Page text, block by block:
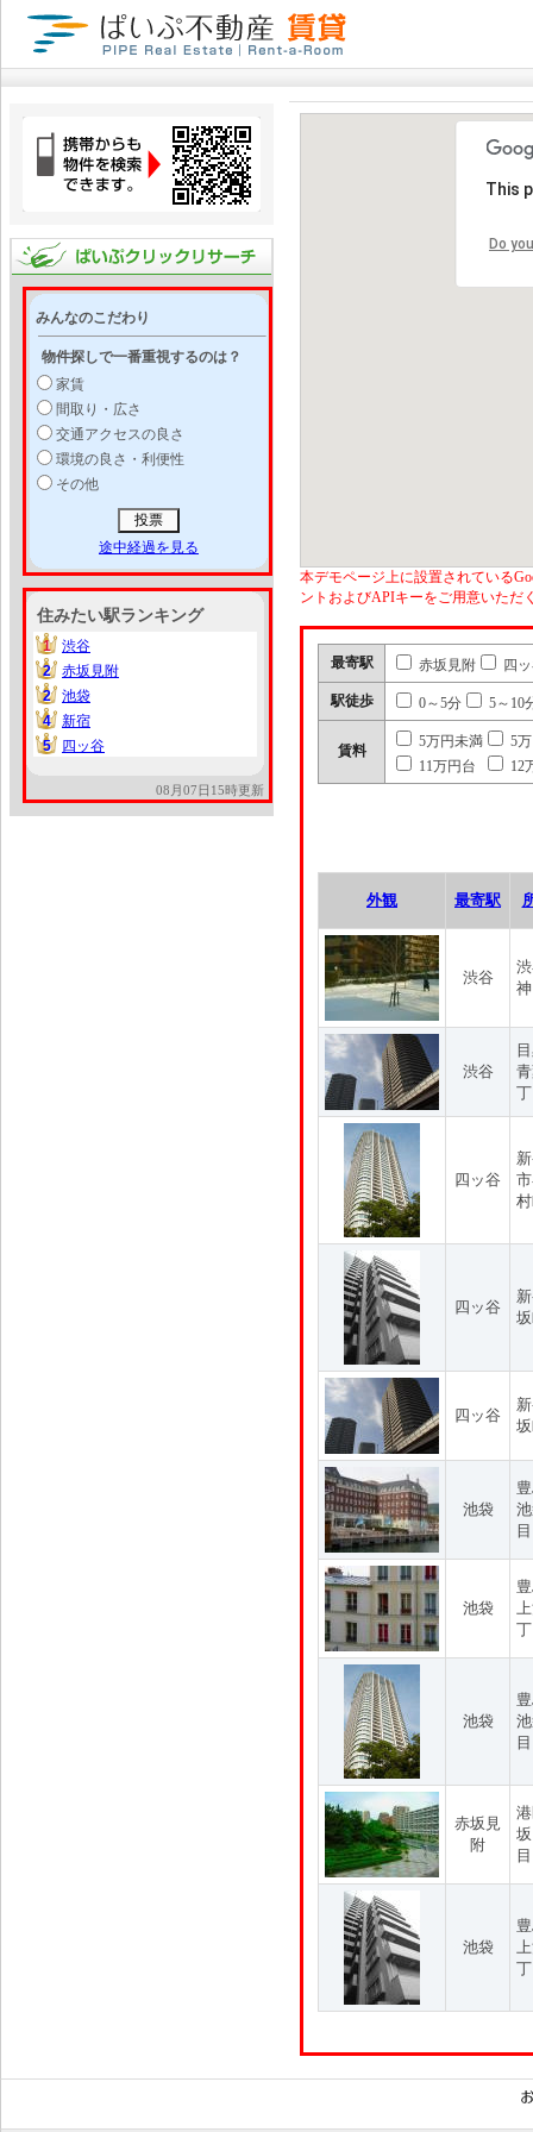
みんなのこだわり
物件探しで一番重視するのは？
家賃
間取り・広さ
交通アクセスの良さ
環境の良さ・利便性
その他
途中経過を見る
住みたい駅ランキング
1
1
渋谷
2
2
赤坂見附
2
2
池袋
4
4
新宿
5
5 四ッ谷
08月07日15時更新
This
Do
本デモページ上に設置されている
ントおよびAPIキーをご用意いただ
最寄駅 赤坂見附 四
駅徒歩 0～5分 5～10
賃料
5万円未満
5
11万円台
12
外観 最寄駅
渋谷
渋谷
四ッ谷
四ッ谷
四ッ谷
池袋
池袋
池袋
目
赤坂見
附
目
池袋